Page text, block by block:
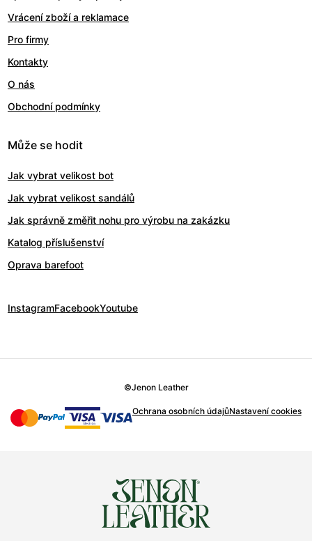
Vrácení zboží a reklamace
Pro firmy
Kontakty
O nás
Obchodní podmínky
Může se hodit
Jak vybrat velikost bot
Jak vybrat velikost sandálů
Jak správně změřit nohu pro výrobu na zakázku
Katalog příslušenství
Oprava barefoot
InstagramFacebookYoutube
©Jenon Leather
Ochrana osobních údajůNastavení cookies